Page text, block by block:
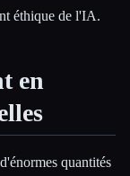
éthique de l'IA.
en
quantités